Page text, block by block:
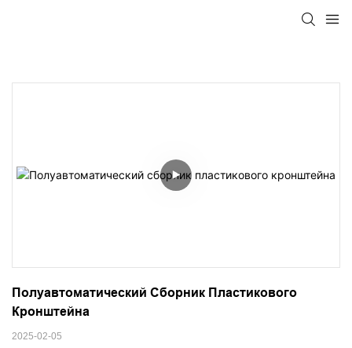
Полуавтоматический Сборник Пластикового
Кронштейна
2025-02-05